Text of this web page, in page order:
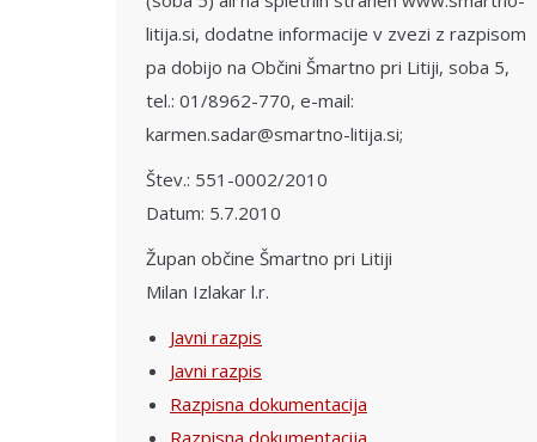
litija.si, dodatne informacije v zvezi z razpisom
pa dobijo na Občini Šmartno pri Litiji, soba 5,
tel.: 01/8962-770, e-mail:
karmen.sadar@smartno-litija.si;
Štev.: 551-0002/2010
Datum: 5.7.2010
Župan občine Šmartno pri Litiji
Milan Izlakar l.r.
Javni razpis
Javni razpis
Razpisna dokumentacija
Razpisna dokumentacija